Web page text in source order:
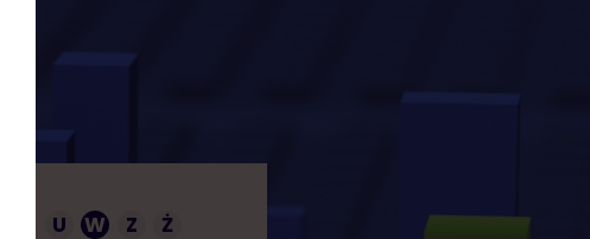
U W Z Ż